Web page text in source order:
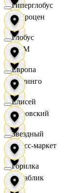
Доброцен
ДОМ
Доминго
Кировский
Класс-маркет
Кораблик
Гиперглобус
Глобус
Европа
Елисей
Звездный
Горилка